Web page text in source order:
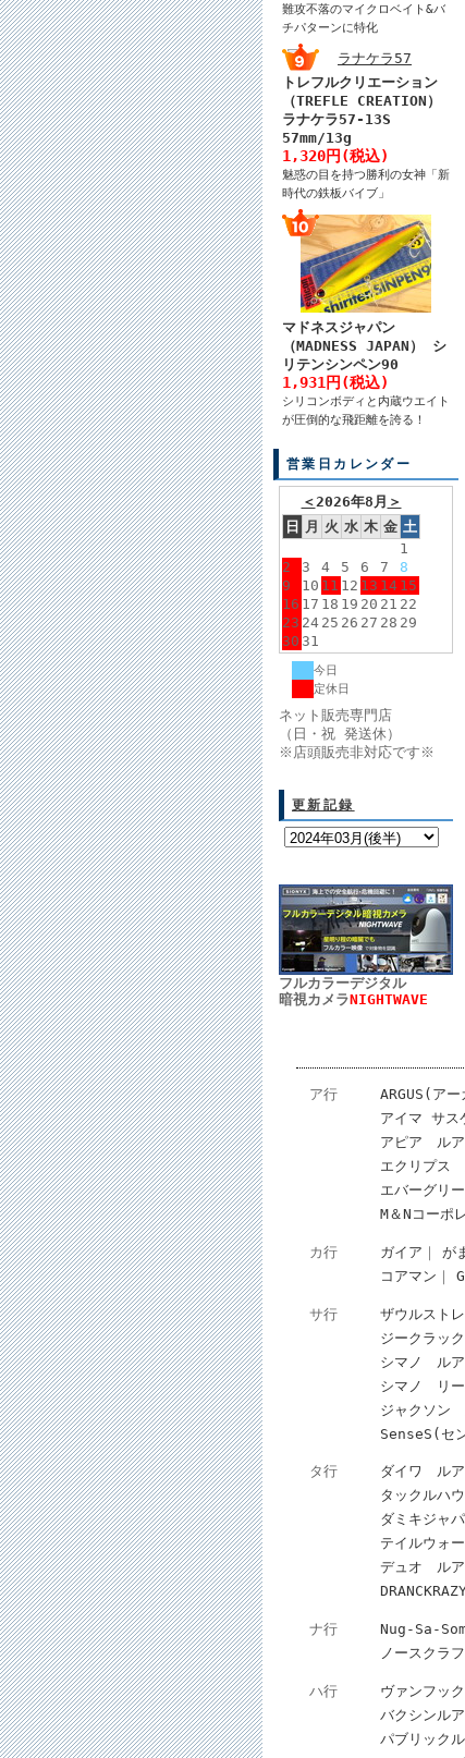
難攻不落のマイクロベイト&バ
チパターンに特化
トレフルクリエーション
（TREFLE CREATION）
ラナケラ57-13S
57mm/13g
1,320円(税込)
魅惑の目を持つ勝利の女神「新
時代の鉄板バイブ」
マドネスジャパン
（MADNESS JAPAN） シ
リテンシンペン90
1,931円(税込)
シリコンボディと内蔵ウエイト
が圧倒的な飛距離を誇る！
営業日カレンダー
＜ 2026年8月 ＞
日
月 火 水 木 金 土
1
2
3 4 5 6 7
8
9
10 11 12 13 14 15
16 17 18 19 20 21 22
23 24 25 26 27 28 29
30 31
今日
定休日
ネット販売専門店
（日・祝 発送休）
※店頭販売非対応です※
更新記録
フルカラーデジタル
暗視カメラNIGHTWAVE
ア行 ARGUS(アー
アイマ サス
アピア ル
エクリプス
エバーグリ
M＆Nコーポ
カ行 ガイア が
コアマン
サ行 ザウルスト
ジークラッ
シマノ ル
シマノ リ
ジャクソン
SenseS(セ
タ行 ダイワ ル
タックルハ
ダミキジャ
テイルウォ
デュオ ル
ナ行 Nug-Sa-
ノースクラ
ハ行 ヴァンフック
バクシンル
パブリック